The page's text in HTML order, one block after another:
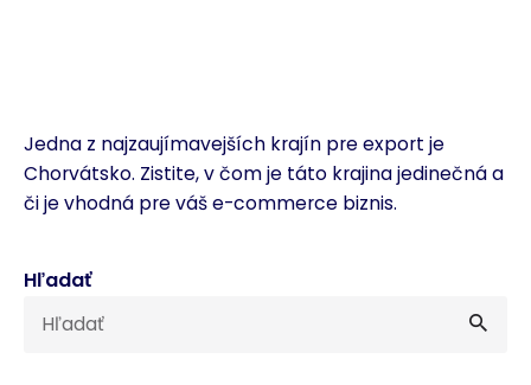
Jedna z najzaujímavejších krajín pre export je
Chorvátsko. Zistite, v čom je táto krajina jedinečná a
či je vhodná pre váš e-commerce biznis.
Hľadať